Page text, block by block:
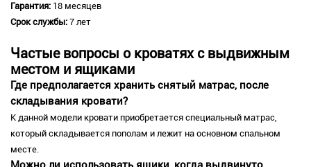
Гарантия: 18 месяцев
Срок службы: 7 лет
Частые вопросы о кроватях с выдвижным
местом и ящиками
Где предполагается хранить снятый матрас, после
складывания кровати?
К данной модели кровати приобретается специальный матрас,
который складывается пополам и лежит на основном спальном
месте.